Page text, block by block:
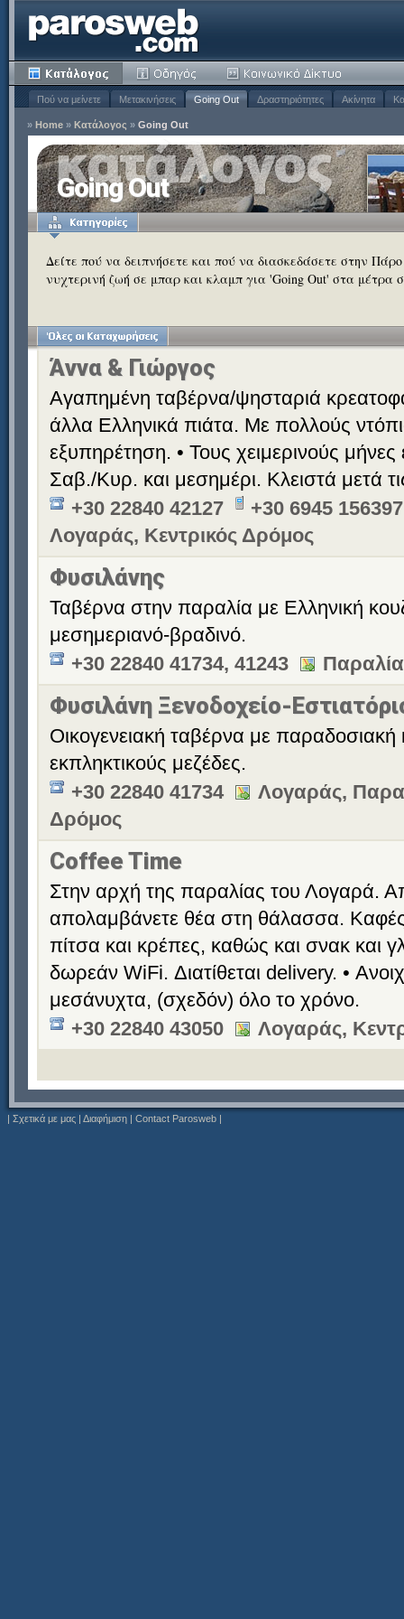
Πού να μείνετε Μετακινήσεις Going Out Δραστηριότητες Ακίνητα
» Home » Κατάλογος » Going Out
Going Out
Δείτε πού να δειπνήσετε και πού να διασκεδάσετε στην
νυχτερινή ζωή σε μπαρ και κλαμπ για 'Going Out' στα μέτρα
Άννα & Γιώργος
Αγαπημένη ταβέρνα/ψησταριά
άλλα Ελληνικά πιάτα. Με πολλούς
εξυπηρέτηση. • Τους χειμερινούς μήνες
Σαβ./Κυρ. και μεσημέρι. Κλειστά μετά
+30 22840 42127
+30 6945 156397
Λογαράς, Κεντρικός Δρόμος
Φυσιλάνης
Ταβέρνα στην παραλία με Ελληνική
μεσημεριανό-βραδινό.
+30 22840 41734, 41243
Φυσιλάνη Ξενοδοχείο-
Οικογενειακή ταβέρνα με
εκπληκτικούς μεζέδες.
+30 22840 41734
Λογαράς,
Δρόμος
Coffee Time
Στην αρχή της παραλίας του Λογαρά.
απολαμβάνετε θέα στη θάλασσα.
πίτσα και κρέπες, καθώς και σνακ και
δωρεάν WiFi. Διατίθεται delivery. •
μεσάνυχτα, (σχεδόν) όλο το χρόνο.
+30 22840 43050
Λογαράς,
| Σχετικά με μας | Διαφήμιση | Contact Parosweb |